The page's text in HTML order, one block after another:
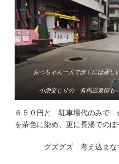
おっちゃん一人で歩くには寂し
小雨交じりの 有馬温泉街も
６５０円と 駐車場代のみで
を茶色に染め、更に長湯でのぼ
グズグズ 考え込まなて